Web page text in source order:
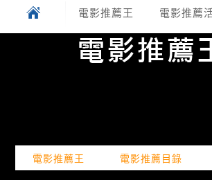
電影推薦王 電影推薦
電影推薦王 電影推薦目錄